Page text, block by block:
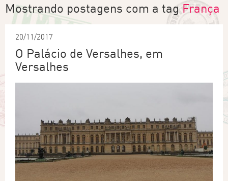
Mostrando postagens com a tagFrança
20/11/2017
O Palácio de Versalhes, em
Versalhes